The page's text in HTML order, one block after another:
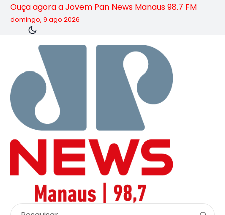
Ouça agora a Jovem Pan News Manaus 98.7 FM
domingo, 9 ago 2026